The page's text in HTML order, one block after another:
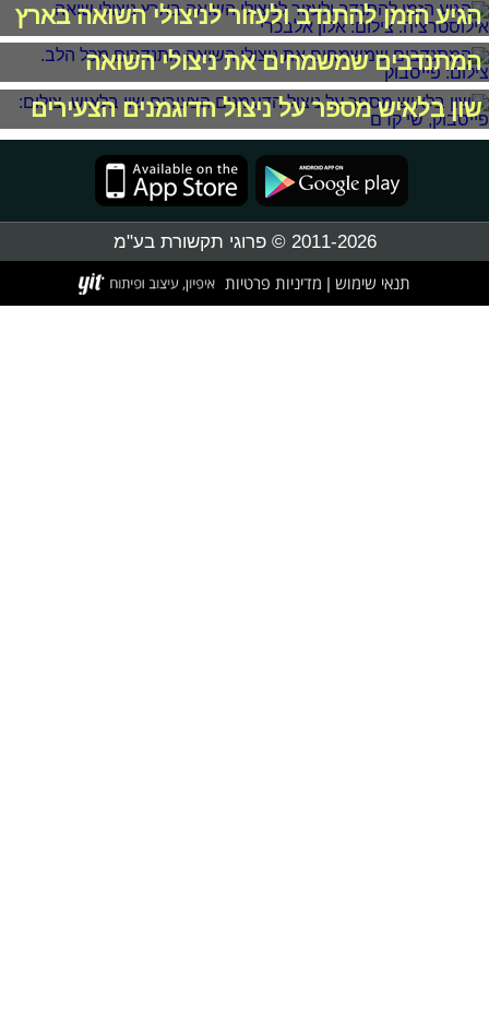
הגיע הזמן להתנדב ולעזור לניצולי השואה בארץ
המתנדבים שמשמחים את ניצולי השואה
שון בלאיש מספר על ניצול הדוגמנים הצעירים
2011-2026 © פרוגי תקשורת בע"מ
תנאי שימוש מדיניות פרטיות